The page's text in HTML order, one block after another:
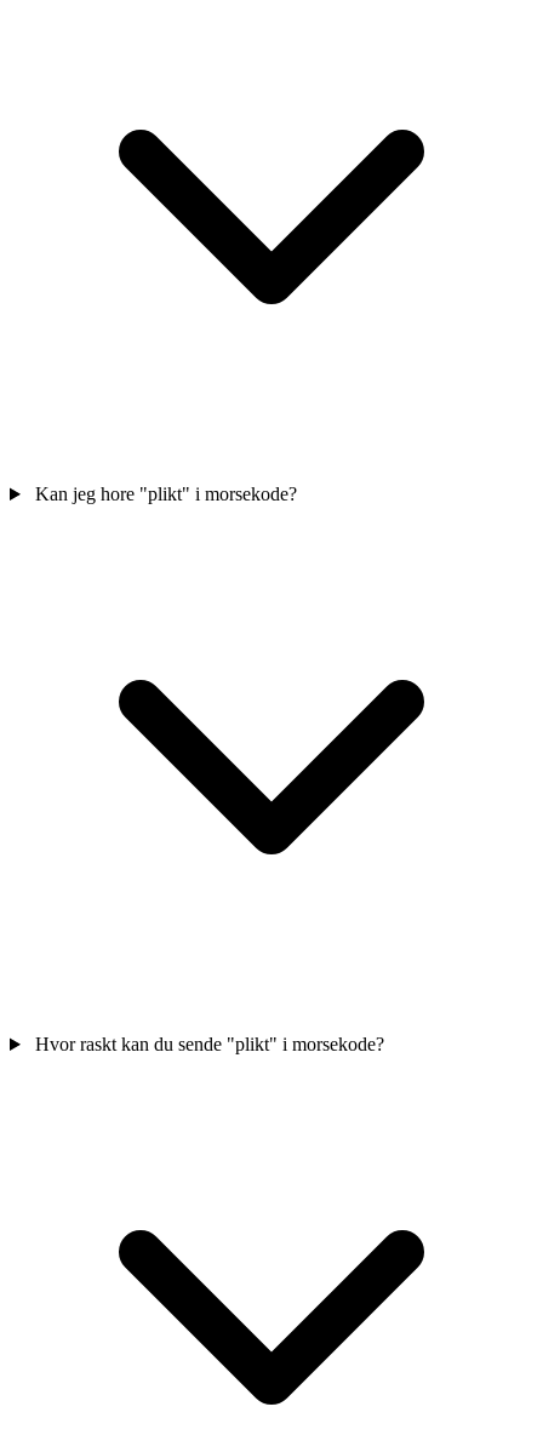
Kan jeg hore "plikt" i morsekode?
Hvor raskt kan du sende "plikt" i morsekode?